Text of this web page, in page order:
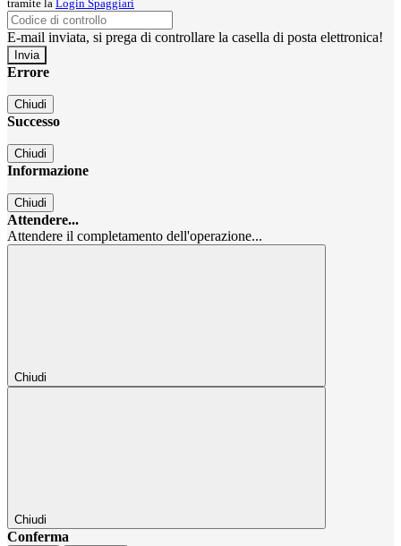
tramite la Login Spaggiari
E-mail inviata, si prega di controllare la casella di posta elettronica!
Errore
Chiudi
Successo
Chiudi
Informazione
Chiudi
Attendere...
Attendere il completamento dell'operazione...
Chiudi
Chiudi
Conferma